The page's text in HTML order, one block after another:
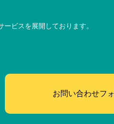
ビスを展開しております。
お問い合わせフ